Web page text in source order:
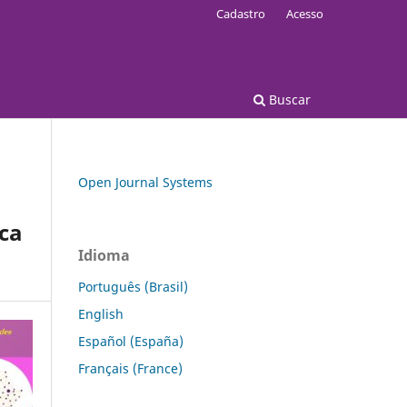
Buscar
Cadastro Acesso
Open Journal Systems
Idioma
Português (Brasil)
English
Español (España)
Français (France)